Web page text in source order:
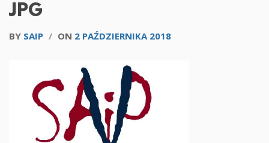
JPG
BY SAIP / ON 2 PAŹDZIERNIKA 2018